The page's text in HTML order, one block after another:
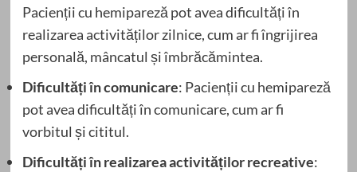
Pacienții cu hemipareză pot avea dificultăți în
realizarea activităților zilnice, cum ar fi îngrijirea
personală, mâncatul și îmbrăcămintea.
Dificultăți în comunicare: Pacienții cu hemipareză
pot avea dificultăți în comunicare, cum ar fi
vorbitul și cititul.
Dificultăți în realizarea activităților recreative: